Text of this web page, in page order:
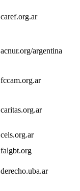
caref.org.ar
acnur.org/argentina
fccam.org.ar
caritas.org.ar
cels.org.ar
falgbt.org
derecho.uba.ar